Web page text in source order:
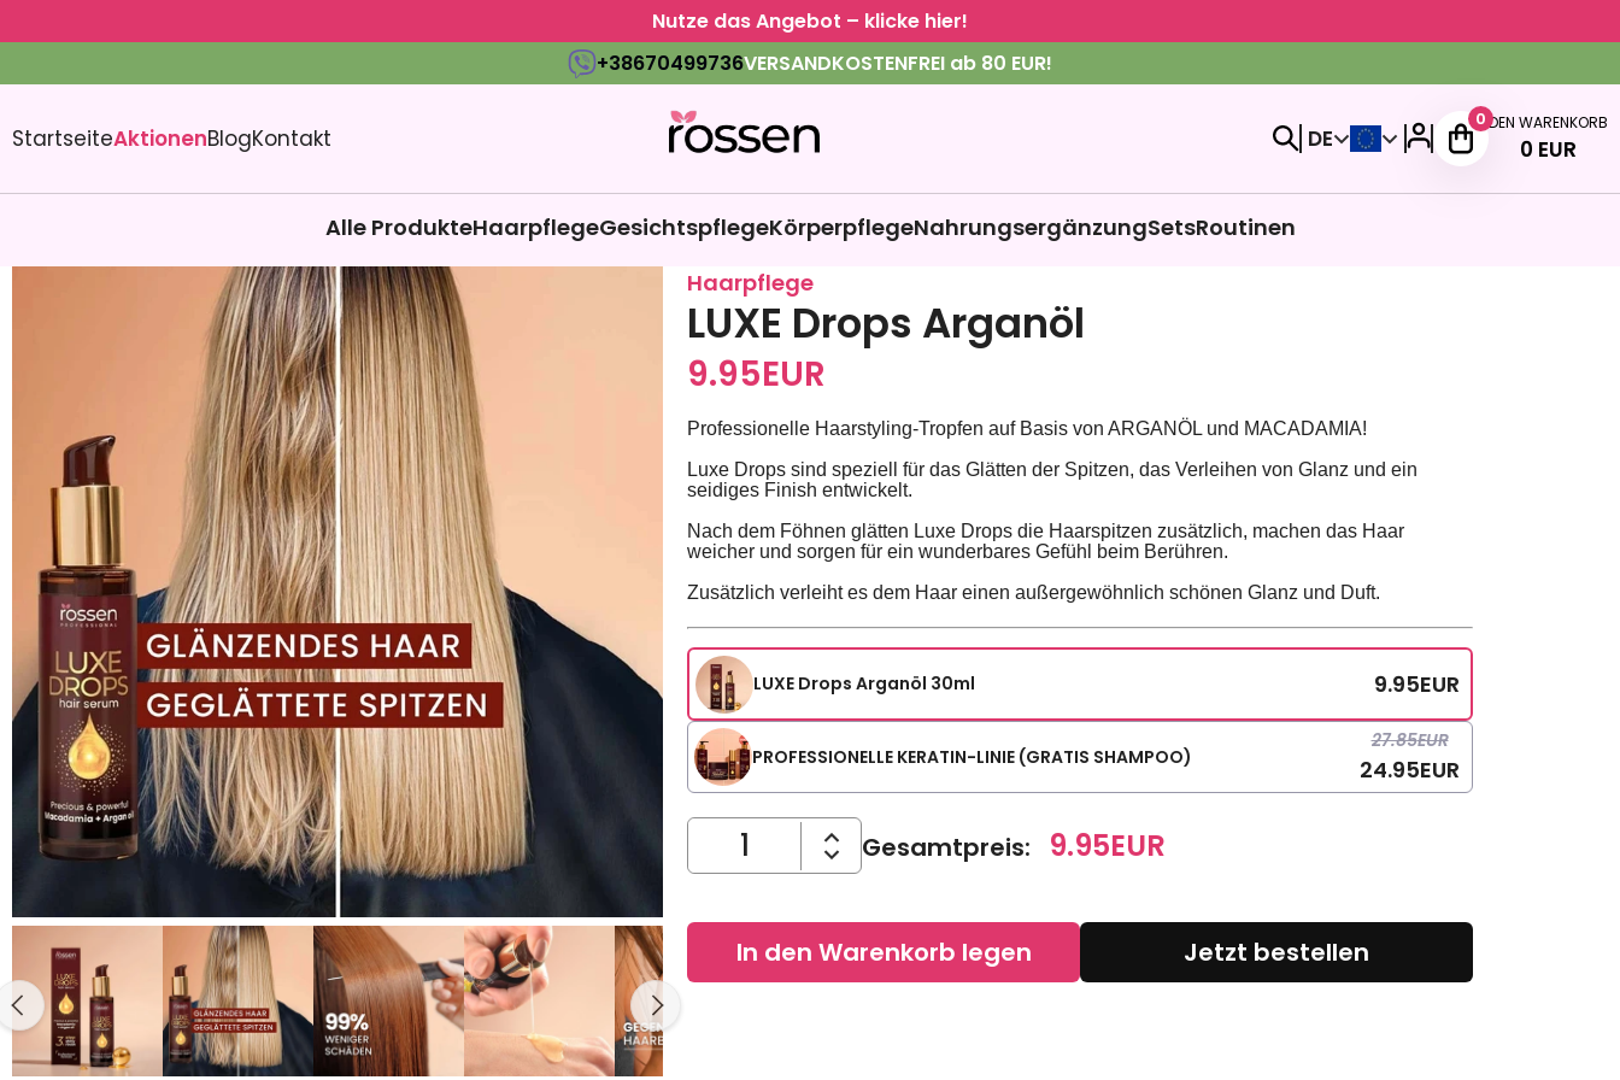
Nutze das Angebot – klicke hier!
+38670499736VERSANDKOSTENFREI ab 80 EUR!
StartseiteAktionenBlogKontakt DE
0 DEN WARENKORB
0 EUR
Alle ProdukteHaarpflegeGesichtspflegeKörperpflegeNahrungsergänzungSetsRoutinen
Haarpflege
LUXE Drops Arganöl
9.95EUR
Professionelle Haarstyling-Tropfen auf Basis von ARGANÖL und MACADAMIA!
Luxe Drops sind speziell für das Glätten der Spitzen, das Verleihen von Glanz und ein
seidiges Finish entwickelt.
Nach dem Föhnen glätten Luxe Drops die Haarspitzen zusätzlich, machen das Haar
weicher und sorgen für ein wunderbares Gefühl beim Berühren.
Zusätzlich verleiht es dem Haar einen außergewöhnlich schönen Glanz und Duft.
LUXE Drops Arganöl 30ml 9.95EUR
PROFESSIONELLE KERATIN-LINIE (GRATIS SHAMPOO)
27.85EUR
24.95EUR
Gesamtpreis: 9.95EUR
Jetzt bestellen
In den Warenkorb legen